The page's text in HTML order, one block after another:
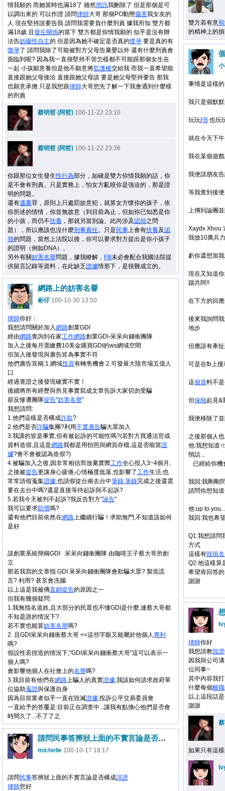
雙方若有意
的精神上的
情我願的 而她當時也滿18了 雖然簡訊我刪除了 但是那個是可
以調出來的 可以作證 請問律師大哥 那個PO動態傷害我女友的
人 現在堅持說要告我 請問我需要負什麼刑責 據我所知 雙方都
滿18歲 且 發生關係的當下 雙方都是你情我願的 似乎是沒有辦
法告妨礙性自主的 但是因為她不確定是否真的懷孕 要是真的有
懷孕了 請問我除了可能被對方父母告棄嬰以外 還有什麼刑責會
面臨到呢? 因為我一直很堅持不管怎樣都不可能跟那個女生在
一起 小孩願意養但是他不願意將監護權交給我 而我一直希望能
直接跟她父母接洽 直接跟她父母談 要是她父母堅持要告 那我
也願意承擔 只是我想跟律師大哥您先了解一下我會遇到什麼樣
的刑責
蔡明哲 (阿哲) 100-11-22 23:10
蔡明哲 (阿哲) 100-11-22 23:36
你跟那位女生發生性行為部分，如確是雙方你情我願的話，你
是不會有刑責。只是實務上，怕女方亂咬你是強迫的，那是證
明的問題。
還有遺棄罪，原則上只處罰故意犯，就算女方懷你的孩子，依
你所述的情情，你並無故意（到目前為止，但如你已知悉是你
的小孩，而仍不扶養 ，那就另當別論。此尚涉及認領之問
題），所以應該也沒什麼刑事責任。只是 民事上會有扶養及認
領的問題，當然上法院以後，你可以要求對方提出是你小孩子
的證明（例如DNA）。
另外有關妨害名譽問題，據我瞭解， FB未必會配合我國法院提
供留言記錄等資料，在此缺乏證據情形下，是很難成立的。
事情是這樣的
我只是個默
玩玩FB 也玩
就在今天下午
我在某個遊
我便請朋友
等我查到後
上傳到論團
Xaydx Xhou
我放10萬兵
虧你還想加
現在又知道
踹共阿!!
在下方的回
後來我詢問
地步
但應該有牽
可是在fb上
這個資料不
但保險起見&
我便移除了
之後那個人
他:我想知道
悄話...
已經給你機
我回:我剛剛
請問你想知
他:up to
我回:我也希
Q1:我想請問
方式
這樣有毀損
Q2:他這樣算
希望肯回答
謝謝
網路上的妨害名譽
彬仔100-10-30 13:50
律師你好：
我想請問關於加入網路創業GDI
經由網路查詢到在家工作網路創業GDI-呆呆向錢衝團隊
加入之後每月需繳費10美金購買GDI的ws網域空間
但加入後發現與廣告皆為事實不符
他們廣告宣稱:1.網域投資有轉售機會 2.可發展大陸市場五億人
口
經過查證之後發現確實不實！
後續將所有經歷與所見事實寫成文章告訴大家切勿受騙
卻反慘遭團隊提告”妨害名譽”
我想請問:
1.他們這樣是否構成詐欺?
2.他們是否詐騙集團?利用不實廣告騙大眾加入
3.我講的皆是事實,但有被起訴的可能性嗎?(若對方買通法官或
資料造假,且這是網路我都是用拍照與網頁存檔,這是否能當證
據?會不會被認為造假?)
4.被騙加入之後,因非常相信而放棄實際工作全心投入3~4個月,
之後被提告更讓身心疲倦,心情極度低落,也影響了工作生活,也
常常請假蒐集證據,也請假從台南去台中筆錄,筆錄完成之後還需
要在去台中嗎?還是直接等待起訴與不起訴?
5.若我今天被判不起訴?我反告對方"誣告"
我可以要求賠償嗎?
還有他們目前依然在網路上繼續行騙！求助無門,不知道該如何
是好
該創業系統簡稱GDI 呆呆向錢衝團隊 由咖啡王子蔡大哥所創
立
那若我寫的文章指 GDI 呆呆向錢衝團隊會欺騙大眾? 製造謊
言? 利用? 甚至會洗腦
以上這是我被傳直銷提告的原因之一
但我有幾個疑問:
1.我無指名道姓,且大部分的民眾也不懂GDI是什麼,連蔡大哥都
不知是誰的情況下?
若不實也能算妨害名譽嗎?
2. 且GDI呆呆向錢衝蔡大哥 <=這些字眼又能屬於他個人專利
嗎?
假設性若捏造的情況下,"GDI呆呆向錢衝蔡大哥"這可以表示一
個人嗎?
會影響他個人在社會上的名譽嗎?
3.我目前有他們在網路上騙人的真實證據,我該如何請求政府單
位協助蒐證與保護自身
因為目前業者似乎一直在毀滅證據,投訴公平交易委員會
一直給予的答覆是:目前正在調查中...讓我有點擔心他們是否會
時間久了...不了了之
律師你好
我想請教毀謗
因我與公司
位同事~
其中內容我
什麼每個離職
以上這段話
謝謝
如果只有這
請問民事答辨狀上面的不實言論是否構成誹謗
michelle 100-10-17 18:17
請問 民事答辨狀上面的不實言論是否構成誹謗
律師您好